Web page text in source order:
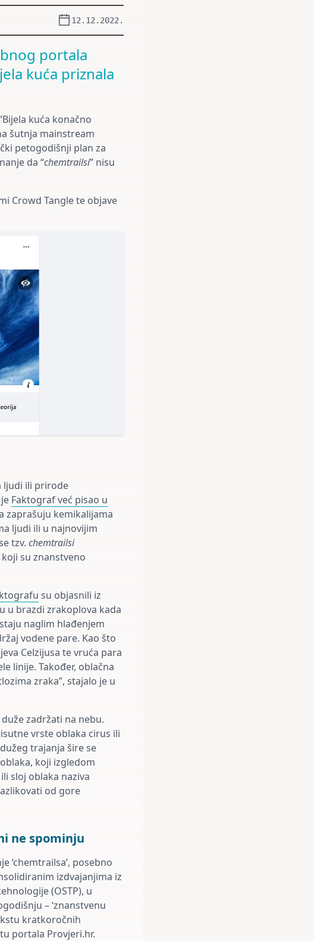
12.12.2022.
portala
kuća priznala
kuća konačno
šutnja mainstream
petogodišnji plan za
da “chemtrailsi” nisu
Crowd Tangle te objave
ljudi ili prirode
Faktograf već pisao u
zaprašuju kemikalijama
ljudi ili u najnovijim
tzv. chemtrailsi
su znanstveno
su objasnili iz
u brazdi zrakoplova kada
naglim hlađenjem
vodene pare. Kao što
Celzijusa te vruća para
linije. Također, oblačna
zraka”, stajalo je u
zadržati na nebu.
vrste oblaka cirus ili
trajanja šire se
koji izgledom
sloj oblaka naziva
od gore
ne spominju
‘chemtrailsa’, posebno
izdvajanjima iz
(OSTP), u
– ‘znanstvenu
kratkoročnih
portala Provjeri.hr.